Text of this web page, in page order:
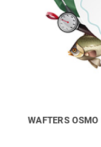
WAFTERS